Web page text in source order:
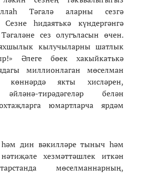
Тәгалә аларны сезгә
һидаятькә күндергәнгә
сез олугъласын өчен.
кылучыларны шатлык
Әлеге бөек хакыйкатькә
миллионлаган мөселман
көннәрдә якты хисләрен,
әйләнә-тирәдәгеләр белән
юмартларча ярдәм
дин вәкилләре тыныч һәм
хезмәттәшлек иткән
мөселманнарның,